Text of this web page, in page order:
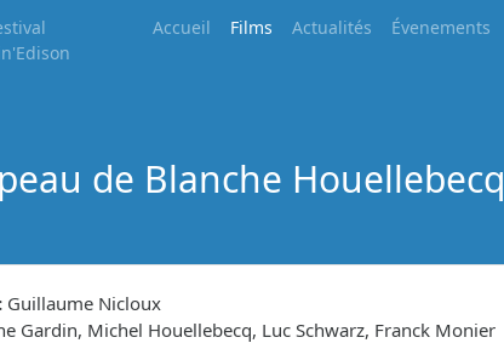
Accueil Films Actualités Évenements
de Blanche Houellebecq
Guillaume Nicloux
Gardin, Michel Houellebecq, Luc Schwarz, Franck Monier